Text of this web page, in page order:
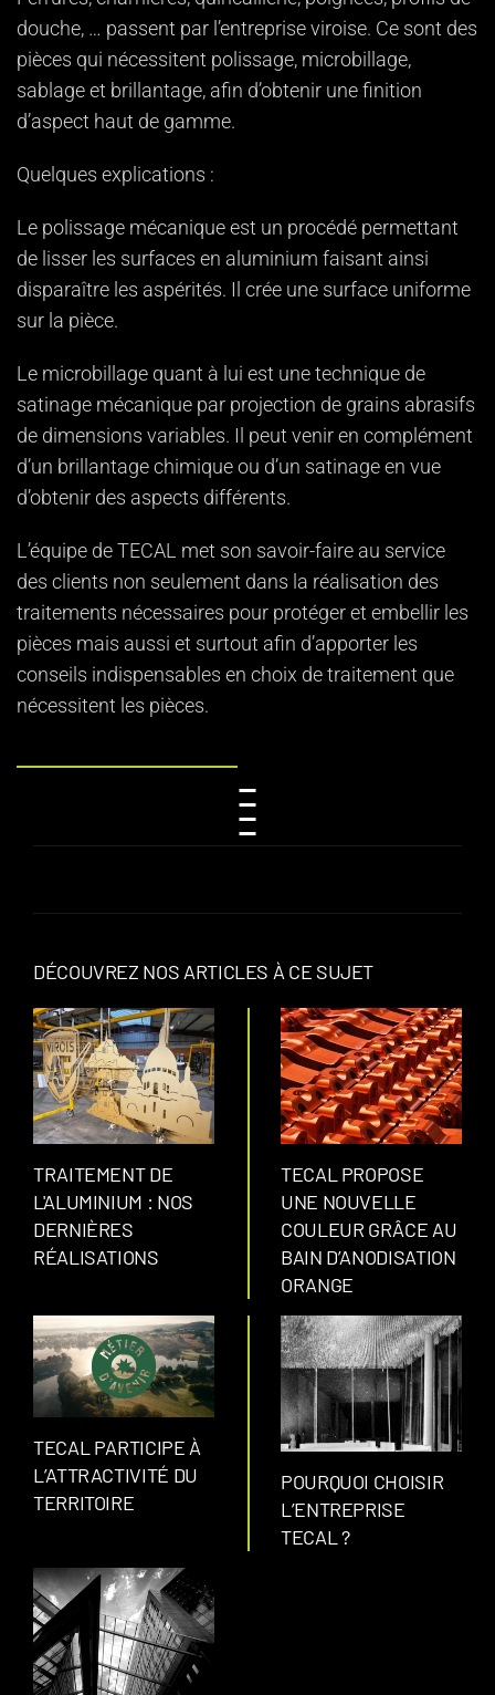
douche, … passent par l’entreprise viroise. Ce sont des
pièces qui nécessitent polissage, microbillage,
sablage et brillantage, afin d’obtenir une finition
d’aspect haut de gamme.
Quelques explications :
Le polissage mécanique est un procédé permettant
de lisser les surfaces en aluminium faisant ainsi
disparaître les aspérités. Il crée une surface uniforme
sur la pièce.
Le microbillage quant à lui est une technique de
satinage mécanique par projection de grains abrasifs
de dimensions variables. Il peut venir en complément
d’un brillantage chimique ou d’un satinage en vue
d’obtenir des aspects différents.
L’équipe de TECAL met son savoir-faire au service
des clients non seulement dans la réalisation des
traitements nécessaires pour protéger et embellir les
pièces mais aussi et surtout afin d’apporter les
conseils indispensables en choix de traitement que
nécessitent les pièces.
DÉCOUVREZ NOS ARTICLES À CE SUJET
TRAITEMENT DE
L'ALUMINIUM : NOS
DERNIÈRES
RÉALISATIONS
TECAL PROPOSE
UNE NOUVELLE
COULEUR GRÂCE AU
BAIN D’ANODISATION
ORANGE
TECAL PARTICIPE À
L’ATTRACTIVITÉ DU
TERRITOIRE
POURQUOI CHOISIR
L’ENTREPRISE
TECAL ?